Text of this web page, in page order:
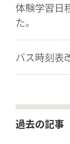
体験学習日
た。
バス時刻表
過去の記事